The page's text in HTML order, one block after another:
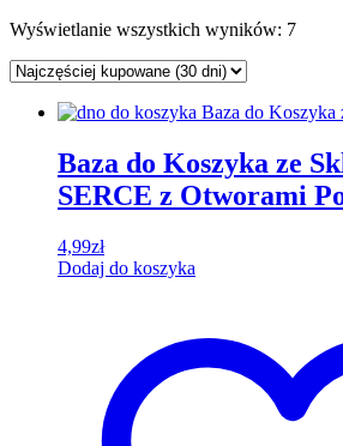
Wyświetlanie wszystkich wyników: 7
Baza do Koszyka ze
SERCE z Otworami
4,99zł
Dodaj do koszyka